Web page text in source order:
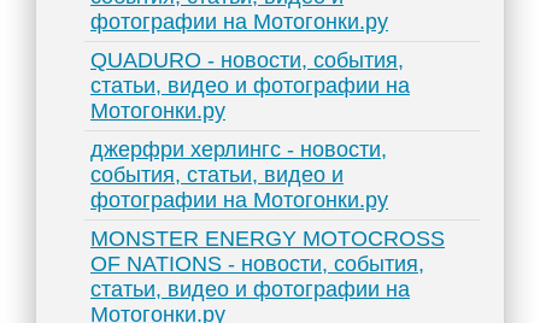
фотографии на Мотогонки.ру
QUADURO - новости, события,
статьи, видео и фотографии на
Мотогонки.ру
джерфри херлингс - новости,
события, статьи, видео и
фотографии на Мотогонки.ру
MONSTER ENERGY MOTOCROSS
OF NATIONS - новости, события,
статьи, видео и фотографии на
Мотогонки.ру